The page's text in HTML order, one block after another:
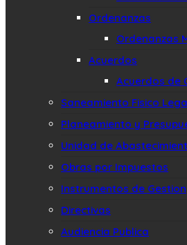
Ordenanzas
Ordenanzas
Acuerdos
Acuerdos de
Saneamiento Fisico
Planeamiento y
Unidad de
Obras por Impuestos
Instrumentos de Gestion
Directivas
Audiencia Publica